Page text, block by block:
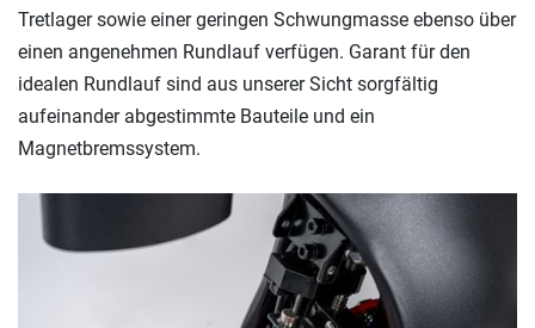
Tretlager sowie einer geringen Schwungmasse ebenso über
einen angenehmen Rundlauf verfügen. Garant für den
idealen Rundlauf sind aus unserer Sicht sorgfältig
aufeinander abgestimmte Bauteile und ein
Magnetbremssystem.